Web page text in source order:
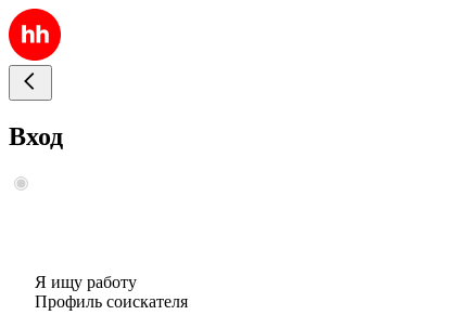
Вход
Я ищу работу
Профиль соискателя